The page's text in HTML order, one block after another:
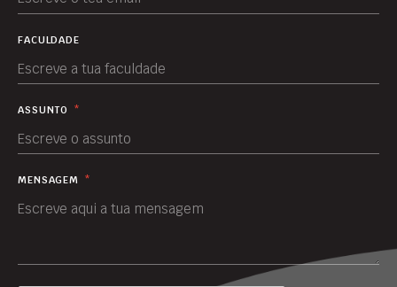
FACULDADE
ASSUNTO *
MENSAGEM *